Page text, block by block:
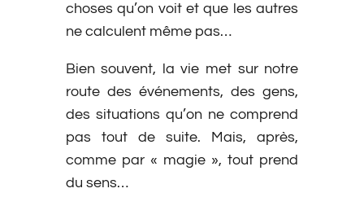
choses qu’on voit et que les autres
ne calculent même pas…
Bien souvent, la vie met sur notre
route des événements, des gens,
des situations qu’on ne comprend
pas tout de suite. Mais, après,
comme par « magie », tout prend
du sens…